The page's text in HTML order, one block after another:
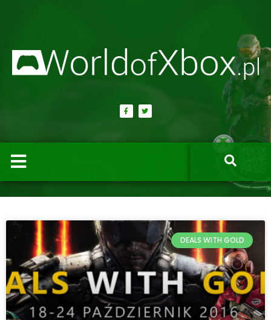
DEALS WITH GOLD